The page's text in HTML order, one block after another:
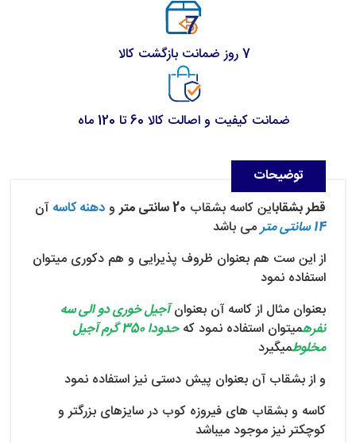
7 روز ضمانت بازگشت کالا
ضمانت کیفیت و اصالت کالا 60 تا 120 ماه
توضیحات
قطر بشقاباین کاسه بشقاب 20 سانتی متر ودهنه کاسه آن
14 سانتی متر
می باشد
از این ست هم بعنوان ظروف پذیرایی و هم دکوری میتوان
استفاده نمود
بعنوان مثال از کاسه آن بعنوانآجیل خوری دو الی سه
نفرهمیتوان استفاده نمود که
حدودا 350 گرم آجیل
مخلوطمیگیرد
و از بشقاب آن بعنوان پیش دستی نیز استفاده نمود
کاسه و بشقاب های فیروزه کوب در سایزهای بزرگتر و
کوچکتر نیز موجود میباشد